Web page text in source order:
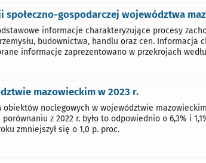
społeczno-gospodarczej województwa
informacje charakteryzujące procesy
budownictwa, handlu oraz cen.
informacje zaprezentowano w przekrojach
mazowieckim w 2023 r.
obiektów noclegowych w województwie
porównaniu z 2022 r. było to odpowiednio o 6,3% i
zmniejszył się o 1,0 p. proc.